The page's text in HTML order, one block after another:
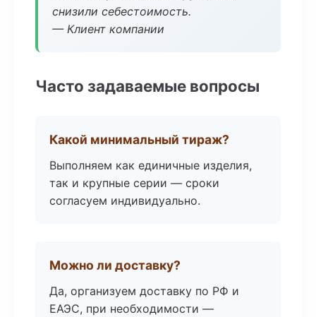
снизили себестоимость.
— Клиент компании
Часто задаваемые вопросы
Какой минимальный тираж?
Выполняем как единичные изделия,
так и крупные серии — сроки
согласуем индивидуально.
Можно ли доставку?
Да, организуем доставку по РФ и
ЕАЭС, при необходимости —